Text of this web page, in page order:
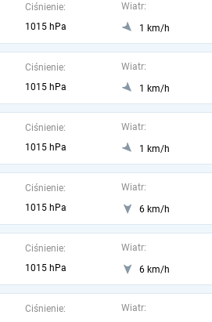
Ciśnienie:
1015 hPa
Wiatr:
1 km/h
Ciśnienie:
1015 hPa
Wiatr:
1 km/h
Ciśnienie:
1015 hPa
Wiatr:
1 km/h
Ciśnienie:
1015 hPa
Wiatr:
6 km/h
Ciśnienie:
1015 hPa
Wiatr:
6 km/h
Ciśnienie:
Wiatr: